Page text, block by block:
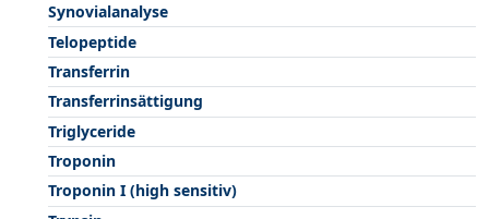
Synovialanalyse
Telopeptide
Transferrin
Transferrinsättigung
Triglyceride
Troponin
Troponin I (high sensitiv)